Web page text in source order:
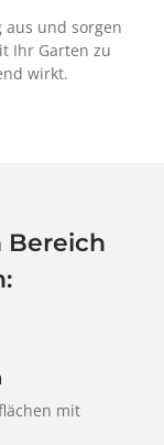
aus und sorgen
Ihr Garten zu
wirkt.
Bereich
mit